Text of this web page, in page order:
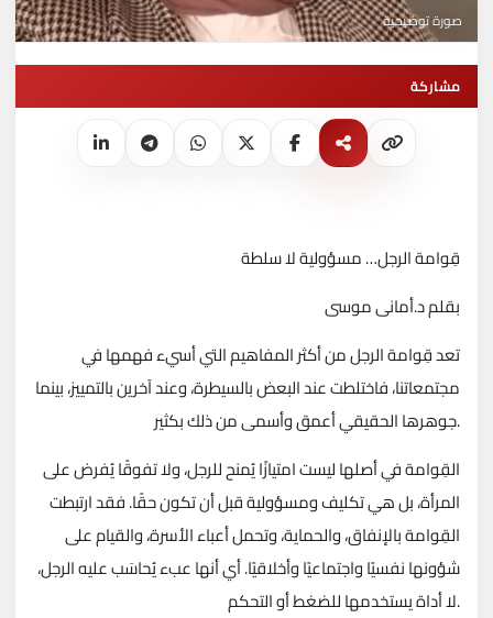
صورة توضيحية
مشاركة
قِوامة الرجل… مسؤولية لا سلطة
بقلم د.أمانى موسى
تعد قِوامة الرجل من أكثر المفاهيم التي أسيء فهمها في
مجتمعاتنا، فاختلطت عند البعض بالسيطرة، وعند آخرين بالتمييز، بينما
جوهرها الحقيقي أعمق وأسمى من ذلك بكثير.
القِوامة في أصلها ليست امتيازًا يُمنح للرجل، ولا تفوقًا يُفرض على
المرأة، بل هي تكليف ومسؤولية قبل أن تكون حقًا. فقد ارتبطت
القِوامة بالإنفاق، والحماية، وتحمل أعباء الأسرة، والقيام على
شؤونها نفسيًا واجتماعيًا وأخلاقيًا. أي أنها عبء يُحاسَب عليه الرجل،
لا أداة يستخدمها للضغط أو التحكم.